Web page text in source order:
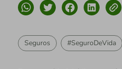
Seguros #SeguroDeVida